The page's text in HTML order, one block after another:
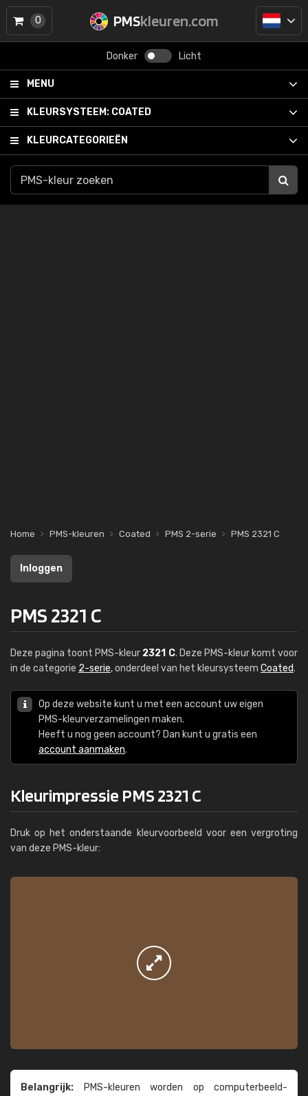
PMSkleuren.com
Donker Licht
MENU
KLEURSYSTEEM: COATED
KLEURCATEGORIEËN
0
Home PMS-kleuren Coated PMS 2-serie PMS 2321 C
Inloggen
PMS 2321 C
Deze pagina toont PMS-kleur 2321 C. Deze PMS-kleur komt voor
in de categorie 2-serie, onderdeel van het kleursysteem Coated.
Op deze website kunt u met een account uw eigen
PMS-kleurverzamelingen maken.
Heeft u nog geen account? Dan kunt u gratis een
account aanmaken.
Kleurimpressie PMS 2321 C
Druk op het onderstaande kleurvoorbeeld voor een vergroting
van deze PMS-kleur:
Belangrijk: PMS-kleuren worden op computer­beeld­